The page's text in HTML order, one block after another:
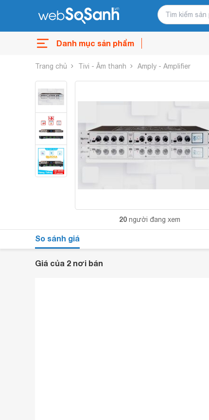
Danh mục sản phẩm
Trang chủ Tivi - Âm thanh Amply - Amplifier
20 người đang xem
So sánh giá
Giá của 2 nơi bán